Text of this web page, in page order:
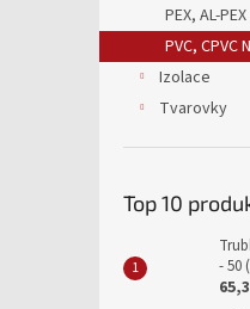
PEX, AL-
PVC, CPVC
Izolace
Tvarovky
Top 10
- 50